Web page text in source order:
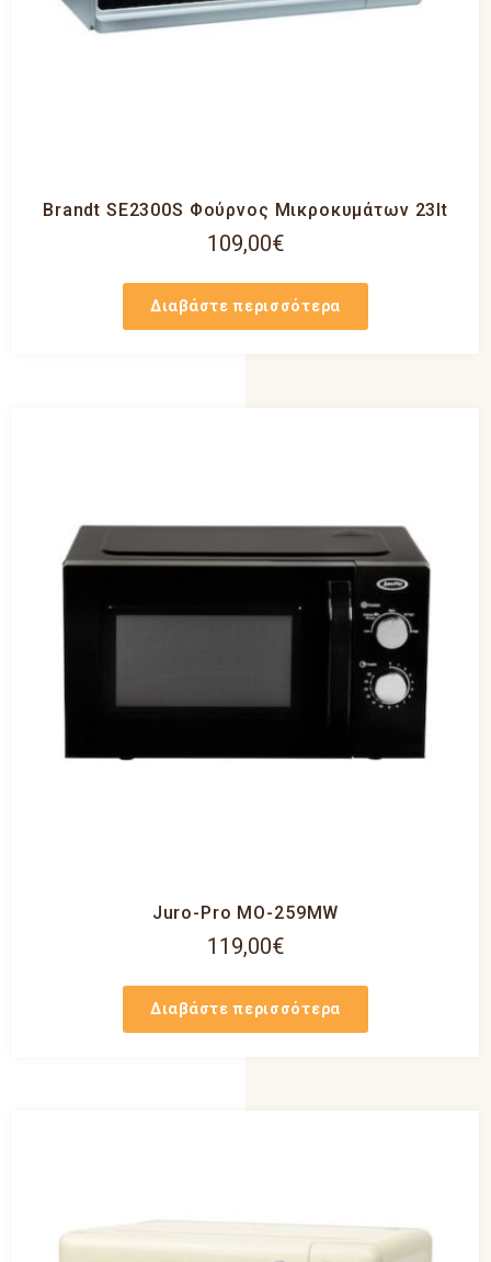
Brandt SE2300S Φούρνος Μικροκυμάτων 23lt
109,00€
Διαβάστε περισσότερα
Juro-Pro MO-259MW
119,00€
Διαβάστε περισσότερα